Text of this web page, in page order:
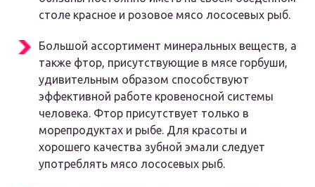
столе красное и розовое мясо лососевых рыб.
Большой ассортимент минеральных веществ, а
также фтор, присутствующие в мясе горбуши,
удивительным образом способствуют
эффективной работе кровеносной системы
человека. Фтор присутствует только в
морепродуктах и рыбе. Для красоты и
хорошего качества зубной эмали следует
употреблять мясо лососевых рыб.